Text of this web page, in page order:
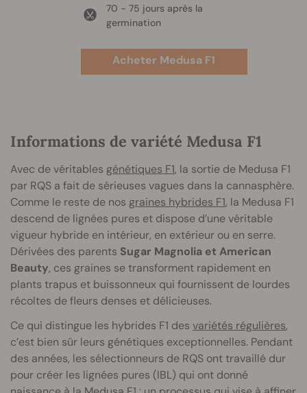
70 - 75 jours après la
germination
Acheter Medusa F1
Informations de variété Medusa F1
Avec de véritables génétiques F1, la sortie de Medusa F1
par RQS a fait de sérieuses vagues dans la cannasphère.
Comme le reste de nos graines hybrides F1, la Medusa F1
descend de lignées pures et dispose d’une véritable
vigueur hybride en intérieur, en extérieur ou en serre.
Dérivées des parents Sugar Magnolia et American
Beauty, ces graines se transforment rapidement en
plants trapus et buissonneux qui fournissent de lourdes
récoltes de fleurs denses et délicieuses.
Ce qui distingue les hybrides F1 des variétés régulières,
c’est bien sûr leurs génétiques exceptionnelles. Pendant
des années, les sélectionneurs de RQS ont travaillé dur
pour créer les lignées pures (IBL) qui ont donné